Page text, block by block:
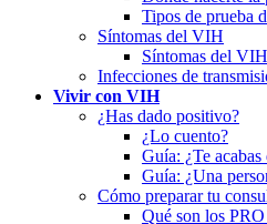
Tipos de prueba
Síntomas del VIH
Síntomas del
Infecciones de
Vivir con VIH
¿Has dado positivo?
¿Lo cuento?
Guía: ¿Te
Guía: ¿Una
Cómo preparar tu
Qué son los